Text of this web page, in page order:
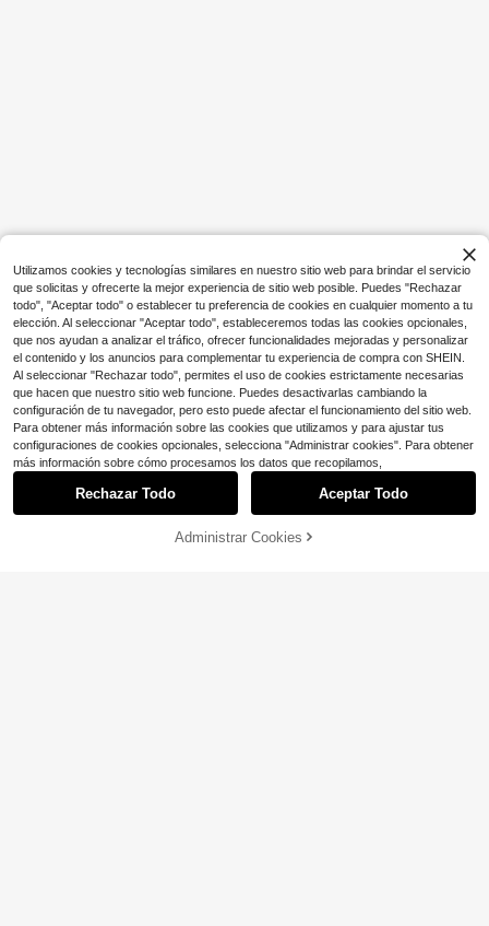
red, decoración de pared, decoraci
ón del hogar, decoración de la habit
ación, arte de pared en lienzo, póst
eres, arte de pared con marco, marc
o opcional
¡Casi agotado!
Lo sentimos, este producto está agotado.
Mostrar artículos similares con stock
AGOTADO
Utilizamos cookies y tecnologías similares en nuestro sitio web para brindar el servicio
que solicitas y ofrecerte la mejor experiencia de sitio web posible. Puedes "Rechazar
todo", "Aceptar todo" o establecer tu preferencia de cookies en cualquier momento a tu
elección. Al seleccionar "Aceptar todo", estableceremos todas las cookies opcionales,
que nos ayudan a analizar el tráfico, ofrecer funcionalidades mejoradas y personalizar
el contenido y los anuncios para complementar tu experiencia de compra con SHEIN.
Al seleccionar "Rechazar todo", permites el uso de cookies estrictamente necesarias
que hacen que nuestro sitio web funcione. Puedes desactivarlas cambiando la
configuración de tu navegador, pero esto puede afectar el funcionamiento del sitio web.
Para obtener más información sobre las cookies que utilizamos y para ajustar tus
configuraciones de cookies opcionales, selecciona "Administrar cookies". Para obtener
más información sobre cómo procesamos los datos que recopilamos,
Rechazar Todo Aceptar Todo
Administrar Cookies